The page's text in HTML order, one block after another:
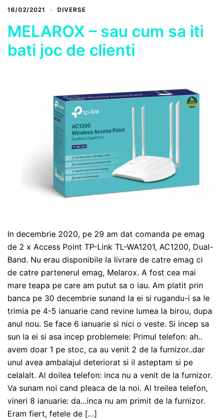
16/02/2021 DIVERSE
MELAROX – sau cum sa iti
bati joc de clienti
In decembrie 2020, pe 29 am dat comanda pe emag
de 2 x Access Point TP-Link TL-WA1201, AC1200, Dual-
Band. Nu erau disponibile la livrare de catre emag ci
de catre partenerul emag, Melarox. A fost cea mai
mare teapa pe care am putut sa o iau. Am platit prin
banca pe 30 decembrie sunand la ei si rugandu-i sa le
trimia pe 4-5 ianuarie cand revine lumea la birou, dupa
anul nou. Se face 6 ianuarie si nici o veste. Si incep sa
sun la ei si asa incep problemele: Primul telefon: ah..
avem doar 1 pe stoc, ca au venit 2 de la furnizor..dar
unul avea ambalajul deteriorat si il asteptam si pe
celalalt. Al doilea telefon: inca nu a venit de la furnizor.
Va sunam noi cand pleaca de la noi. Al treilea telefon,
vineri 8 ianuarie: da…inca nu am primit de la furnizor.
Eram fiert, fetele de […]